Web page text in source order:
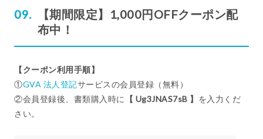
【期間限定】1,000円OFFクーポン配
布中！
【クーポン利用手順】
①GVA 法人登記サービスの会員登録（無料）
②会員登録後、書類購入時に
【 Ug3JNAS7sB 】 を入力くだ
さい。